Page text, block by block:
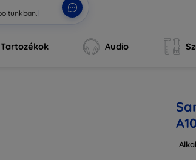
Tartozékok Audio